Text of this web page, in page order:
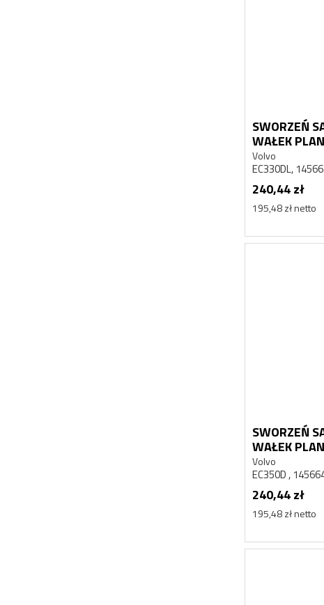
SWORZEŃ
WAŁEK
EC330DL
Volvo
EC330DL,
240,44 zł
195,48 zł netto
SWORZEŃ
WAŁEK
EC350D
Volvo
EC350D ,
240,44 zł
195,48 zł netto